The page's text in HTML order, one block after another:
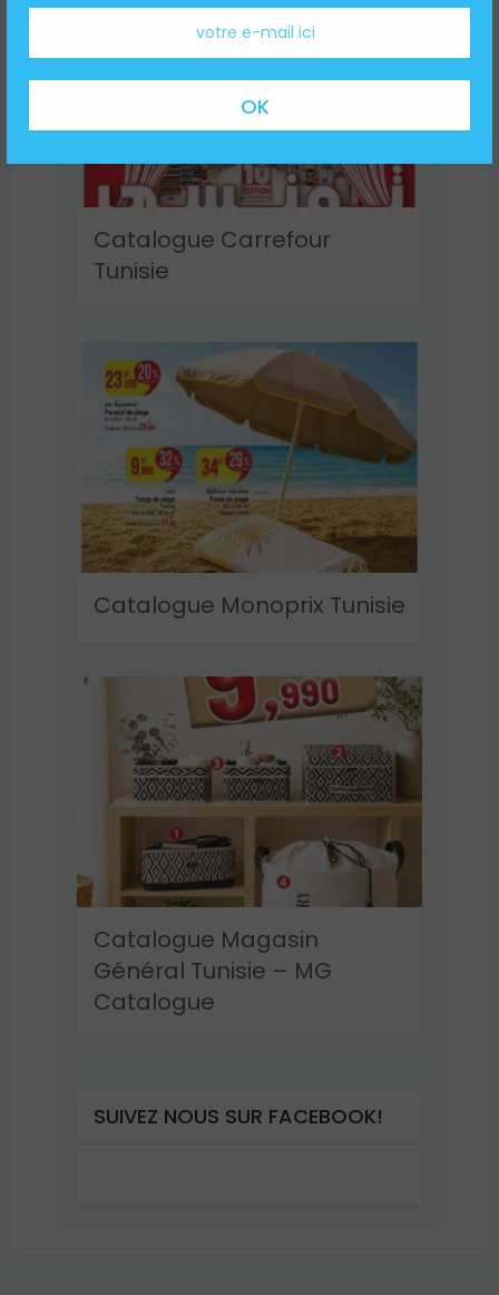
Catalogue Carrefour
Tunisie
Catalogue Monoprix Tunisie
Catalogue Magasin
Général Tunisie – MG
Catalogue
SUIVEZ NOUS SUR FACEBOOK!